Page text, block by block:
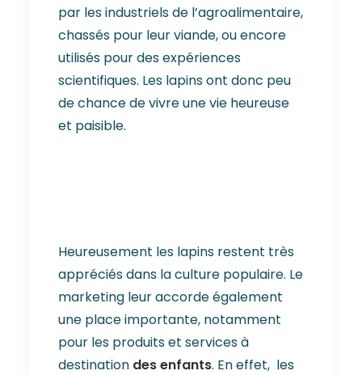
par les industriels de l’agroalimentaire,
chassés pour leur viande, ou encore
utilisés pour des expériences
scientifiques. Les lapins ont donc peu
de chance de vivre une vie heureuse
et paisible.
Heureusement les lapins restent très
appréciés dans la culture populaire. Le
marketing leur accorde également
une place importante, notamment
pour les produits et services à
destination des enfants. En effet, les